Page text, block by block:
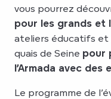
vous pourrez
pour les grands et
ateliers éducatifs et
quais de Seine pour
l’Armada avec des
Le programme de